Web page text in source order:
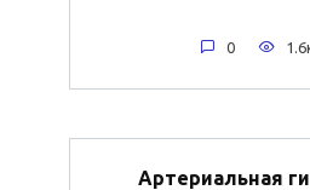
0
Артериальная